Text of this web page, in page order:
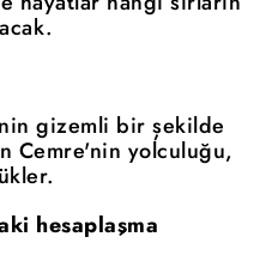
gizemli bir şekilde
Cemre'nin yolculuğu,
hesaplaşma